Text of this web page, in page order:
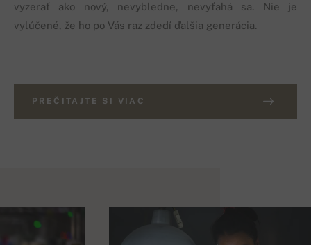
vyzerať ako nový, nevybledne, nevyťahá sa. Nie je
vylúčené, že ho po Vás raz zdedí ďalšia generácia.
PREČITAJTE SI VIAC